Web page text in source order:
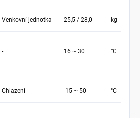
Venkovní jednotka 25,5 / 28,0 kg
- 16 ~ 30 °C
Chlazení -15 ~ 50 °C